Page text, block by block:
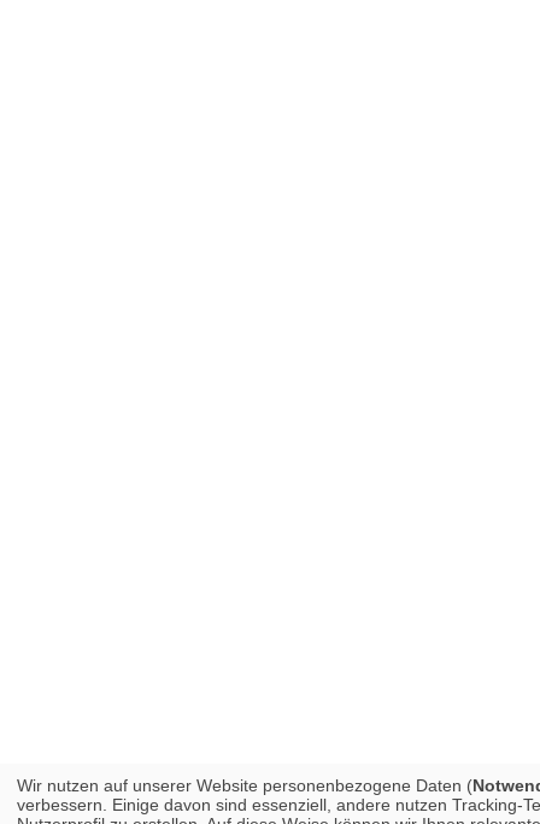
Wir nutzen auf unserer Website personenbezogene Daten (
verbessern. Einige davon sind essenziell, andere nutzen Tracking-